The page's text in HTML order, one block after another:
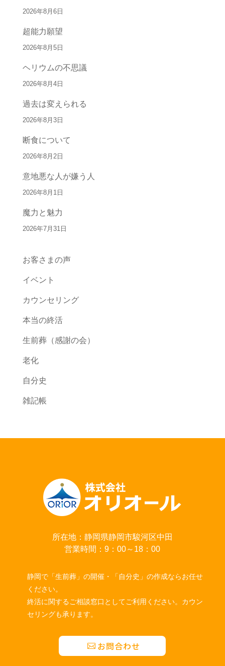
2026年8月6日
超能力願望
2026年8月5日
ヘリウムの不思議
2026年8月4日
過去は変えられる
2026年8月3日
断食について
2026年8月2日
意地悪な人が嫌う人
2026年8月1日
魔力と魅力
2026年7月31日
お客さまの声
イベント
カウンセリング
本当の終活
生前葬（感謝の会）
老化
自分史
雑記帳
所在地：静岡県静岡市駿河区中田
営業時間：9：00～18：00
静岡で「生前葬」の開催・「自分史」の作成ならお任せ
ください。
終活に関するご相談窓口としてご利用ください。カウン
セリングも承ります。
お問合わせ